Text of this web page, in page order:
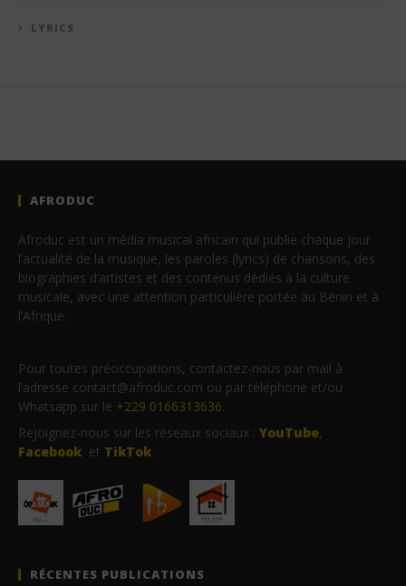
LYRICS
AFRODUC
Afroduc est un média musical africain qui publie chaque jour
l’actualité de la musique, les paroles (lyrics) de chansons, des
biographies d’artistes et des contenus dédiés à la culture
musicale, avec une attention particulière portée au Bénin et à
l’Afrique.
Pour toutes préoccupations, contactez-nous par mail à
l’adresse contact@afroduc.com ou par téléphone et/ou
Whatsapp sur le +229 0166313636.
Rejoignez-nous sur les réseaux sociaux : YouTube,
Facebook et TikTok.
RÉCENTES PUBLICATIONS